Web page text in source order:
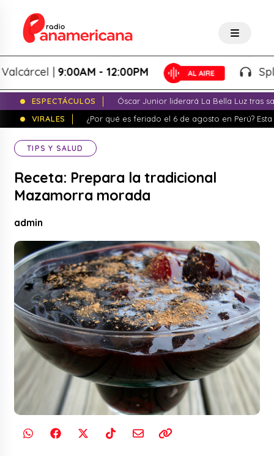
|9:00AM - 12:00PM
ESPECTÁCULOS
Óscar Junior liderará La Bella Luz tras
VIRALES
¿Por qué es feriado el 6 de agosto en Perú?
TIPS Y SALUD
Receta: Prepara la tradicional
Mazamorra morada
admin